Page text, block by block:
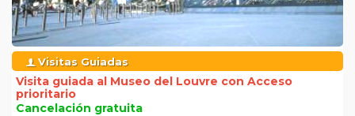
Visitas Guiadas
Visita guiada al Museo del Louvre con Acceso
prioritario
Cancelación gratuita